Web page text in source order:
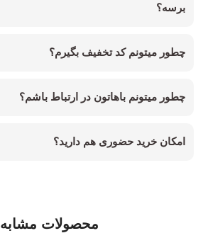
برسه؟
چطور میتونم کد تخفیف بگیرم؟
چطور میتونم باهاتون در ارتباط باشم؟
امکان خرید حضوری هم دارید؟
محصولات مشابه